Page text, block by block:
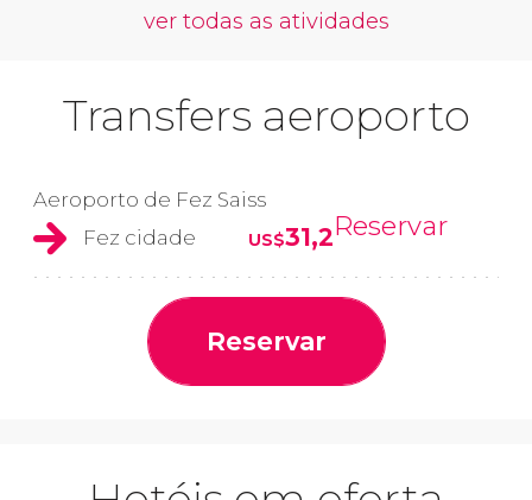
ver todas as atividades
Transfers aeroporto
Aeroporto de Fez Saiss
Fez cidade
US$31,2Reservar
Reservar